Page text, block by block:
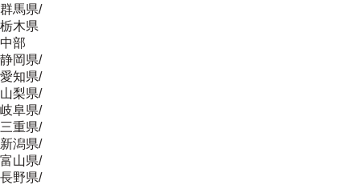
群馬県/
栃木県
中部
静岡県/
愛知県/
山梨県/
岐阜県/
三重県/
新潟県/
富山県/
長野県/